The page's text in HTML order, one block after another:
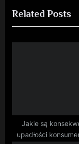
i
o
u
t
P
o
Related Posts
Jakie są
upadłości